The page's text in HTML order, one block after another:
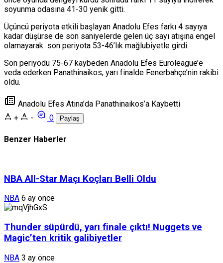
soyunma odasına 41-30 yenik gitti.
Üçüncü periyota etkili başlayan Anadolu Efes farkı 4 sayıya
kadar düşürse de son saniyelerde gelen üç sayı atışına engel
olamayarak son periyota 53-46’lık mağlubiyetle girdi.
Son periyodu 75-67 kaybeden Anadolu Efes Euroleague’e
veda ederken Panathinaikos, yarı finalde Fenerbahçe’nin rakibi
oldu.
Anadolu Efes Atina’da Panathinaikos’a Kaybetti
+
- 0 Paylaş
Benzer Haberler
NBA All-Star Maçı Koçları Belli Oldu
NBA 6 ay önce
Thunder süpürdü, yarı finale çıktı! Nuggets ve
Magic’ten kritik galibiyetler
NBA 3 ay önce